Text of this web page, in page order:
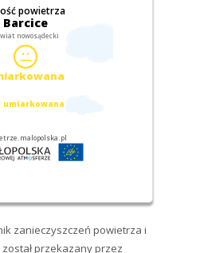
zanieczyszczeń powietrza i
przekazany przez